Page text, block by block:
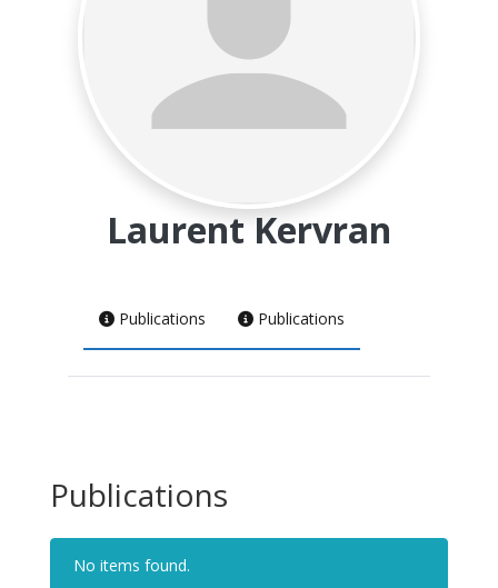
Laurent Kervran
Publications Publications
Publications
No items found.